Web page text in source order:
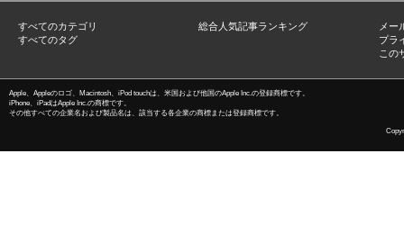
すべてのカテゴリ
すべてのタグ
総合人気記事ランキング
メー
プラ
この
Apple、Appleのロゴ、Macintosh、iPod touchは、米国および他国のApple Inc.の登録商標です。
iPhone、iPadはApple Inc.の商標です。
その他すべての企業名および製品名は、該当する各企業の商標または登録商標です。